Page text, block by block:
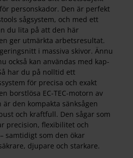
personskador. Den är perfekt
sågsystem, och med ett
du lita på att den här
ger utmärkta arbetsresultat.
i massiva skivor. Ännu
också kan användas med kap-
har du på nolltid ett
för precisa och exakt
borstlösa EC-TEC-motorn av
den kompakta sänksågen
och kraftfull. Den sågar som
precision, flexibilitet och
samtidigt som den ökar
djupare och starkare.